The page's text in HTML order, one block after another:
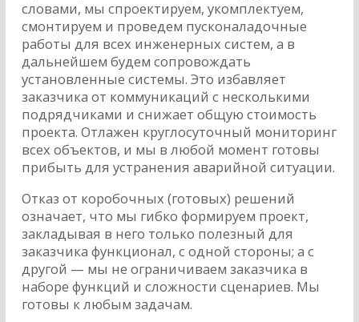
словами, мы спроектируем, укомплектуем,
смонтируем и проведем пусконаладочные
работы для всех инженерных систем, а в
дальнейшем будем сопровождать
установленные системы. Это избавляет
заказчика от коммуникаций с несколькими
подрядчиками и снижает общую стоимость
проекта. Отлажен круглосуточный мониторинг
всех объектов, и мы в любой момент готовы
прибыть для устранения аварийной ситуации.
Отказ от коробочных (готовых) решений
означает, что мы гибко формируем проект,
закладывая в него только полезный для
заказчика функционал, с одной стороны; а с
другой — мы не ограничиваем заказчика в
наборе функций и сложности сценариев. Мы
готовы к любым задачам.